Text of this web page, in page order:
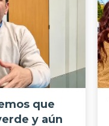
que
y aún